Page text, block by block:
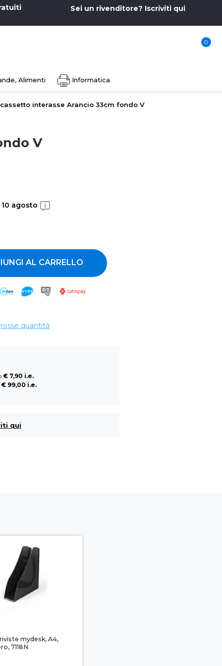
Sei un rivenditore? Iscriviti qui
0
Alimenti
Informatica
interasse Arancio 33cm fondo V
V
agosto
AL CARRELLO
quantità
€ 7,90 i.e.
€ 99,00 i.e.
qui
mydesk, A4,
7118N